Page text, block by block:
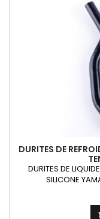
DURITES DE
DURITES DE
SILICONE